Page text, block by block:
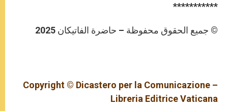
***********
© جميع الحقوق محفوظة – حاضرة الفاتيكان 2025
Copyright © Dicastero per la Comunicazione –
Libreria Editrice Vaticana